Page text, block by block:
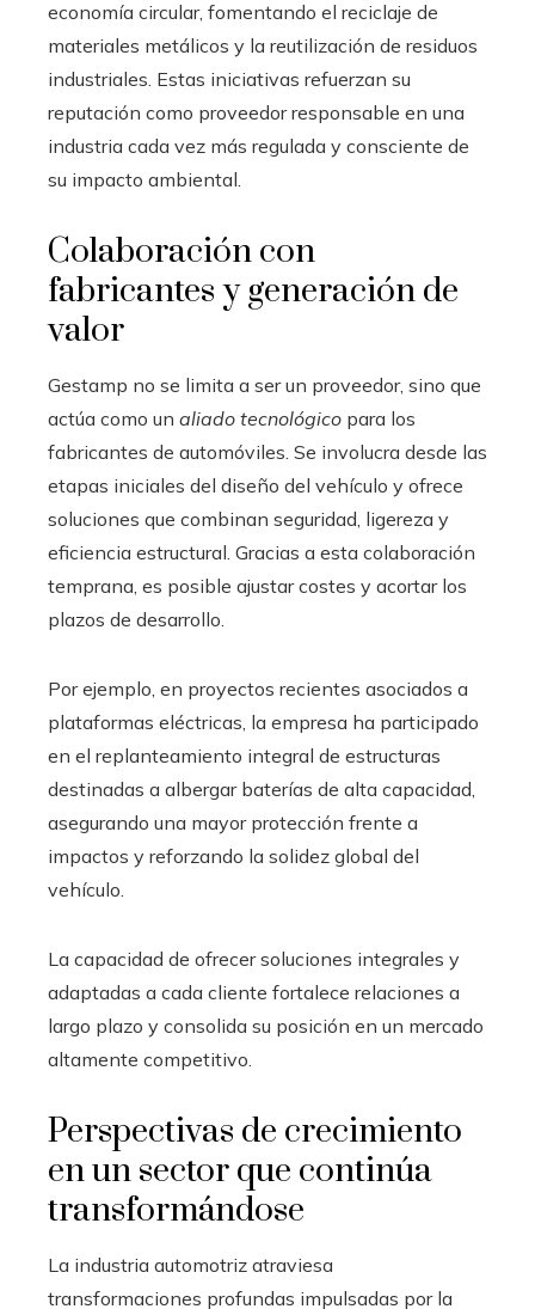
economía circular, fomentando el reciclaje de
materiales metálicos y la reutilización de residuos
industriales. Estas iniciativas refuerzan su
reputación como proveedor responsable en una
industria cada vez más regulada y consciente de
su impacto ambiental.
Colaboración con
fabricantes y generación de
valor
Gestamp no se limita a ser un proveedor, sino que
actúa como un aliado tecnológico para los
fabricantes de automóviles. Se involucra desde las
etapas iniciales del diseño del vehículo y ofrece
soluciones que combinan seguridad, ligereza y
eficiencia estructural. Gracias a esta colaboración
temprana, es posible ajustar costes y acortar los
plazos de desarrollo.
Por ejemplo, en proyectos recientes asociados a
plataformas eléctricas, la empresa ha participado
en el replanteamiento integral de estructuras
destinadas a albergar baterías de alta capacidad,
asegurando una mayor protección frente a
impactos y reforzando la solidez global del
vehículo.
La capacidad de ofrecer soluciones integrales y
adaptadas a cada cliente fortalece relaciones a
largo plazo y consolida su posición en un mercado
altamente competitivo.
Perspectivas de crecimiento
en un sector que continúa
transformándose
La industria automotriz atraviesa
transformaciones profundas impulsadas por la